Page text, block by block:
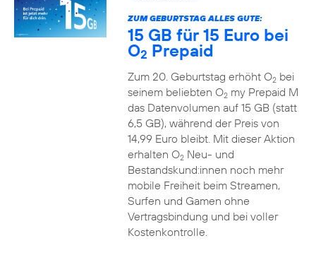
ZUM GEBURTSTAG ALLES GUTE:
15 GB für 15 Euro bei
O2 Prepaid
Zum 20. Geburtstag erhöht O2bei
seinem beliebten O2my Prepaid M
das Datenvolumen auf 15 GB (statt
6,5 GB), während der Preis von
14,99 Euro bleibt. Mit dieser Aktion
erhalten O2Neu- und
Bestandskund:innen noch mehr
mobile Freiheit beim Streamen,
Surfen und Gamen ohne
Vertragsbindung und bei voller
Kostenkontrolle.